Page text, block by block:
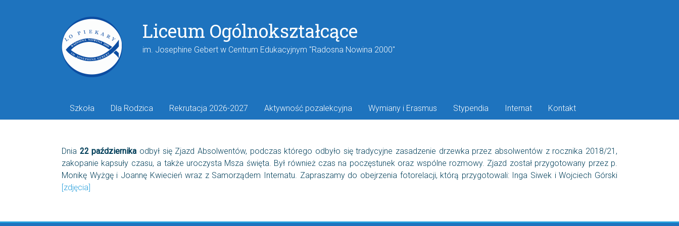
Liceum Ogólnokształcące
im. Josephine Gebert w Centrum Edukacyjnym "Radosna Nowina 2000"
Szkoła Dla Rodzica Rekrutacja 2026-2027 Aktywność pozalekcyjna Wymiany i Erasmus Stypendia Internat Kontakt
Dnia 22 października odbył się Zjazd Absolwentów, podczas którego odbyło się tradycyjne zasadzenie drzewka przez absolwentów z rocznika 2018/21,
zakopanie kapsuły czasu, a także uroczysta Msza święta. Był również czas na poczęstunek oraz wspólne rozmowy. Zjazd został przygotowany przez p.
Monikę Wyżgę i Joannę Kwiecień wraz z Samorządem Internatu. Zapraszamy do obejrzenia fotorelacji, którą przygotowali: Inga Siwek i Wojciech Górski
[zdjęcia]